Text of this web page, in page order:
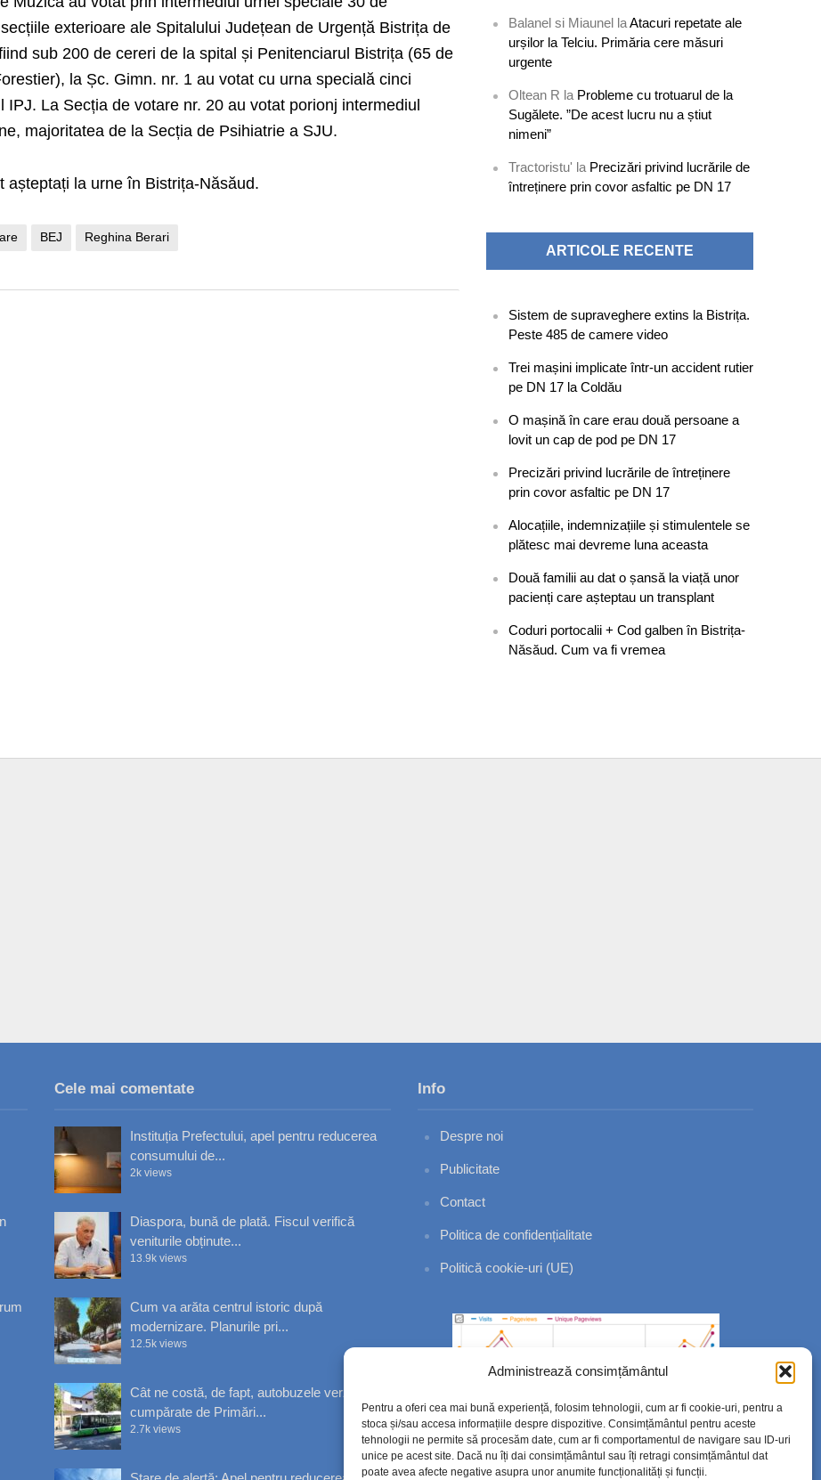
Administrează consimțământul
Pentru a oferi cea mai bună experiență, folosim tehnologii, cum ar fi cookie-uri, pentru a
stoca și/sau accesa informațiile despre dispozitive. Consimțământul pentru aceste
tehnologii ne permite să procesăm date, cum ar fi comportamentul de navigare sau ID-uri
unice pe acest site. Dacă nu îți dai consimțământul sau îți retragi consimțământul dat
poate avea afecte negative asupra unor anumite funcționalități și funcții.
exterioare ale Spitalului Județean de Urgență Bistrița de
sub 200 de cereri de la spital și Penitenciarul Bistrița (65 de
la Șc. Gimn. nr. 1 au votat cu urna specială cinci
IPJ. La Secția de votare nr. 20 au votat porionj intermediul
majoritatea de la Secția de Psihiatrie a SJU.
așteptați la urne în Bistrița-Năsăud.
BEJ Reghina Berari
Balanel si Miaunel laAtacuri repetate ale
urșilor la Telciu. Primăria cere măsuri
urgente
Oltean R la Probleme cu trotuarul de la
Sugălete. ”De acest lucru nu a știut
nimeni”
Tractoristu' la Precizări privind lucrările de
întreținere prin covor asfaltic pe DN 17
ARTICOLE RECENTE
Sistem de supraveghere extins la Bistrița.
Peste 485 de camere video
Trei mașini implicate într-un accident rutier
pe DN 17 la Coldău
O mașină în care erau două persoane a
lovit un cap de pod pe DN 17
Precizări privind lucrările de întreținere
prin covor asfaltic pe DN 17
Alocațiile, indemnizațiile și stimulentele se
plătesc mai devreme luna aceasta
Două familii au dat o șansă la viață unor
pacienți care așteptau un transplant
Coduri portocalii + Cod galben în Bistrița-
Năsăud. Cum va fi vremea
Cele mai comentate
Instituția Prefectului, apel pentru reducerea
consumului de...
2k views
Diaspora, bună de plată. Fiscul verifică
veniturile obținute...
13.9k views
Cum va arăta centrul istoric după
modernizare. Planurile pri...
12.5k views
Cât ne costă, de fapt, autobuzele verzi
cumpărate de Primări...
2.7k views
Info
Despre noi
Publicitate
Contact
Politica de confidențialitate
Politică cookie-uri (UE)